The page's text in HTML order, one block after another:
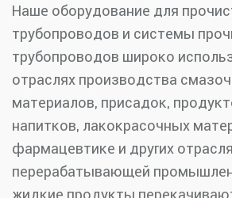
Наше оборудование для
трубопроводов и системы
трубопроводов широко
отраслях производства
материалов, присадок,
напитков, лакокрасочных
фармацевтике и других
перерабатывающей
жидкие продукты